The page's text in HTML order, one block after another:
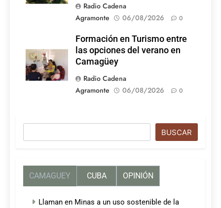
Radio Cadena
Agramonte
06/08/2026 0
Formación en Turismo entre
las opciones del verano en
Camagüey
Radio Cadena
Agramonte
06/08/2026 0
BUSCAR
CAMAGUEY CUBA OPINIÓN
Llaman en Minas a un uso sostenible de la